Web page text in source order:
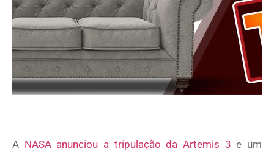
A NASA anunciou a tripulação da Artemis 3 e um